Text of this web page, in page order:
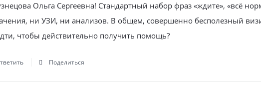
Ольга Сергеевна! Стандартный набор фраз «ждите», «всё
ни УЗИ, ни анализов. В общем, совершенно бесполезный
чтобы действительно получить помощь?
Поделиться